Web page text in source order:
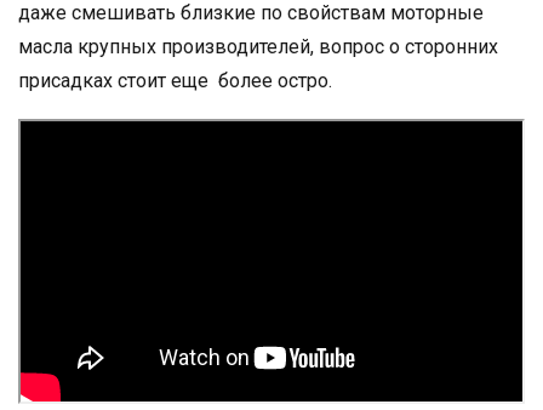
даже смешивать близкие по свойствам моторные
масла крупных производителей, вопрос о сторонних
присадках стоит еще более остро.